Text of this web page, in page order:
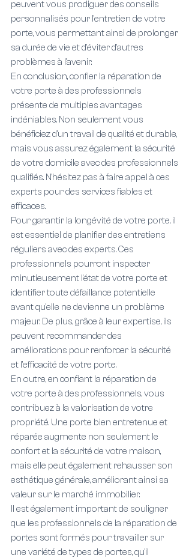
peuvent vous prodiguer des conseils
personnalisés pour l'entretien de votre
porte, vous permettant ainsi de prolonger
sa durée de vie et d'éviter d'autres
problèmes à l'avenir.
En conclusion, confier la réparation de
votre porte à des professionnels
présente de multiples avantages
indéniables. Non seulement vous
bénéficiez d'un travail de qualité et durable,
mais vous assurez également la sécurité
de votre domicile avec des professionnels
qualifiés. N'hésitez pas à faire appel à ces
experts pour des services fiables et
efficaces.
Pour garantir la longévité de votre porte, il
est essentiel de planifier des entretiens
réguliers avec des experts. Ces
professionnels pourront inspecter
minutieusement l'état de votre porte et
identifier toute défaillance potentielle
avant qu'elle ne devienne un problème
majeur. De plus, grâce à leur expertise, ils
peuvent recommander des
améliorations pour renforcer la sécurité
et l'efficacité de votre porte.
En outre, en confiant la réparation de
votre porte à des professionnels, vous
contribuez à la valorisation de votre
propriété. Une porte bien entretenue et
réparée augmente non seulement le
confort et la sécurité de votre maison,
mais elle peut également rehausser son
esthétique générale, améliorant ainsi sa
valeur sur le marché immobilier.
Il est également important de souligner
que les professionnels de la réparation de
portes sont formés pour travailler sur
une variété de types de portes, qu'il